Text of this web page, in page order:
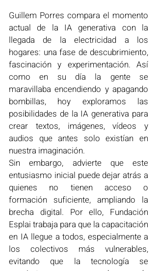
Guillem Porres compara el momento
actual de la IA generativa con la
llegada de la electricidad a los
hogares: una fase de descubrimiento,
fascinación y experimentación. Así
como en su día la gente se
maravillaba encendiendo y apagando
bombillas, hoy exploramos las
posibilidades de la IA generativa para
crear textos, imágenes, vídeos y
audios que antes solo existían en
nuestra imaginación.
Sin embargo, advierte que este
entusiasmo inicial puede dejar atrás a
quienes no tienen acceso o
formación suficiente, ampliando la
brecha digital. Por ello, Fundación
Esplai trabaja para que la capacitación
en IA llegue a todos, especialmente a
los colectivos más vulnerables,
evitando que la tecnología se